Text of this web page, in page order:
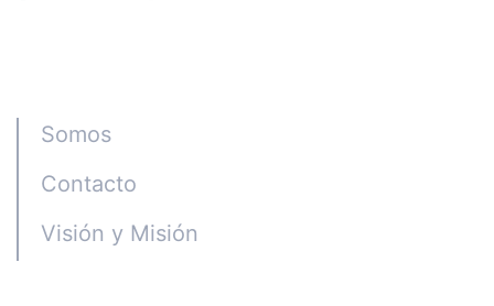
Somos
Contacto
Visión y Misión